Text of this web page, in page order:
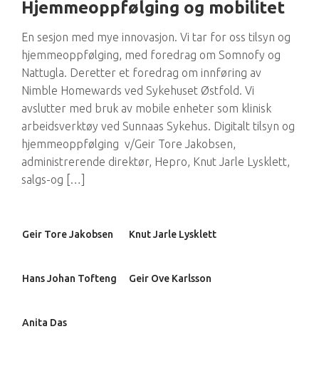
Hjemmeoppfølging og mobilitet
En sesjon med mye innovasjon. Vi tar for oss tilsyn og
hjemmeoppfølging, med foredrag om Somnofy og
Nattugla. Deretter et foredrag om innføring av
Nimble Homewards ved Sykehuset Østfold. Vi
avslutter med bruk av mobile enheter som klinisk
arbeidsverktøy ved Sunnaas Sykehus. Digitalt tilsyn og
hjemmeoppfølging v/Geir Tore Jakobsen,
administrerende direktør, Hepro, Knut Jarle Lysklett,
salgs-og […]
Geir Tore Jakobsen Knut Jarle Lysklett
Hans Johan Tofteng Geir Ove Karlsson
Anita Das